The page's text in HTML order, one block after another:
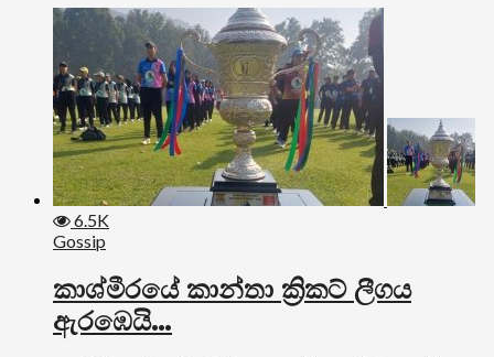
6.5K
Gossip
කාශ්මීරයේ කාන්තා ක්‍රිකට් ලීගය
ඇරඹෙයි…